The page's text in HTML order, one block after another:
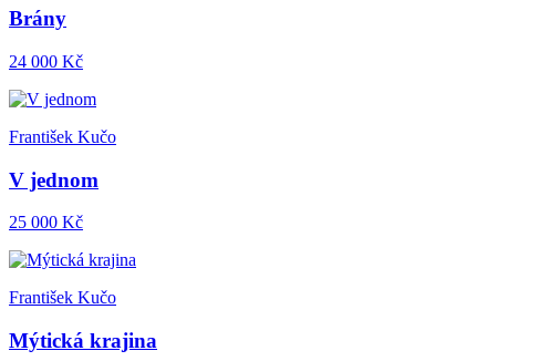
Brány
24 000 Kč
František Kučo
V jednom
25 000 Kč
František Kučo
Mýtická krajina